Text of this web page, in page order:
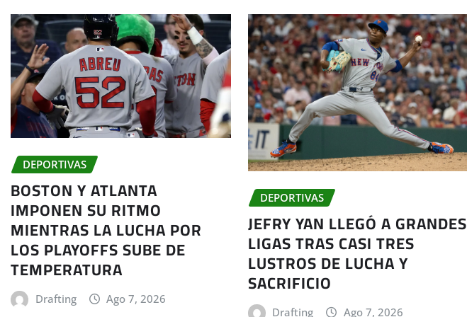
DEPORTIVAS
BOSTON Y ATLANTA
IMPONEN SU RITMO
MIENTRAS LA LUCHA POR
LOS PLAYOFFS SUBE DE
TEMPERATURA
Drafting Ago 7, 2026
DEPORTIVAS
JEFRY YAN LLEGÓ A GRANDES
LIGAS TRAS CASI TRES
LUSTROS DE LUCHA Y
SACRIFICIO
Drafting Ago 7, 2026